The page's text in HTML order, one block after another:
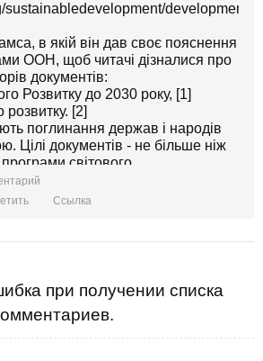
sustainabledevelopment/development-
в якій він дав своє пояснення
ООН, щоб читачі дізналися про
документів:
Розвитку до 2030 року, [1]
розвитку. [2]
поглинання держав і народів
Цілі документів - не більше ніж
світового
яке призведе людство в
власників корпорацій.
пояснюють, як цілі будуть
тексту зрозуміло, що цілі можуть
за допомогою глобального
Ссылка
при получении списка